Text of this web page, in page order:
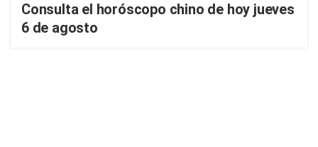
Consulta el horóscopo chino de hoy jueves
6 de agosto